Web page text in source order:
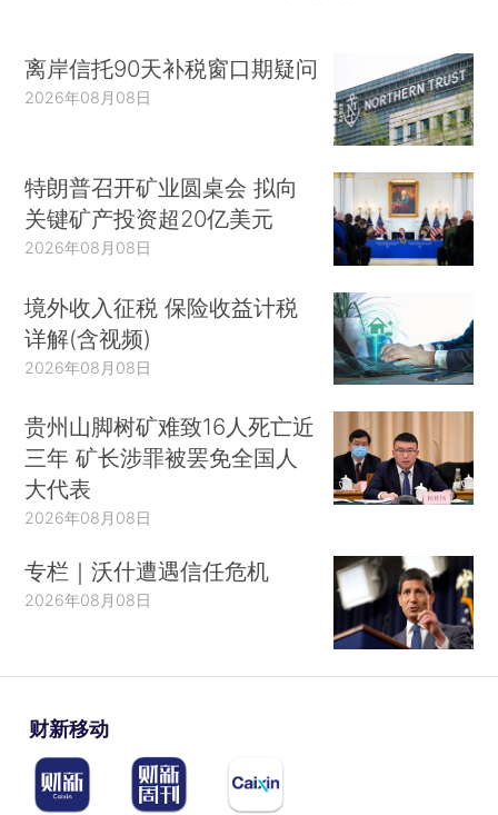
离岸信托90天补税窗口期疑问
2026年08月08日
特朗普召开矿业圆桌会 拟向
关键矿产投资超20亿美元
2026年08月08日
境外收入征税 保险收益计税
详解(含视频)
2026年08月08日
贵州山脚树矿难致16人死亡近
三年 矿长涉罪被罢免全国人
大代表
2026年08月08日
专栏｜沃什遭遇信任危机
2026年08月08日
财新移动